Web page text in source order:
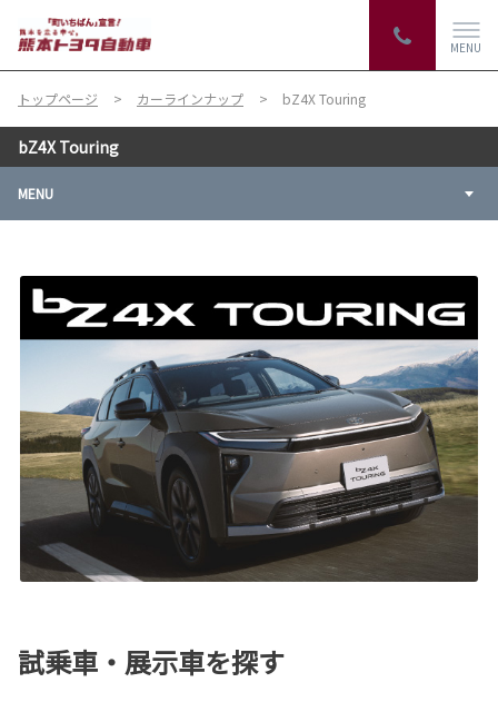
MENU
トップページ カーラインナップ bZ4X Touring
bZ4X Touring
MENU
試乗車・展示車を探す